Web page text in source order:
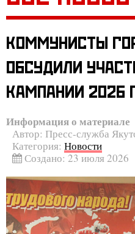
Комсомол
Сахалыы
КОММУНИСТЫ
ОБСУДИЛИ
КАМПАНИИ 2026
Информация о материале
Автор: Пресс-служба
Категория: Новости
Создано: 23 июля 2026